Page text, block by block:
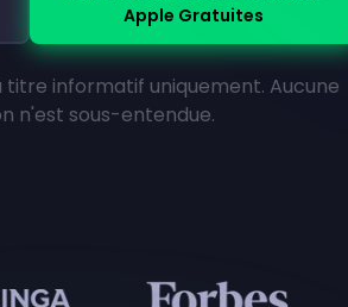
Apple Gratuites
titre informatif uniquement. Aucune
n'est sous-entendue.